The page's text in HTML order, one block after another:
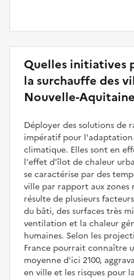
Quelles initiatives
la surchauffe des
Nouvelle-
Déployer des solutions de
impératif pour l'adaptation
climatique. Elles sont en
l'effet d'îlot de chaleur
se caractérise par des
ville par rapport aux zones
résulte de plusieurs
du bâti, des surfaces très
ventilation et la chaleur
humaines. Selon les
France pourrait connaître
moyenne d'ici 2100,
en ville et les risques pour